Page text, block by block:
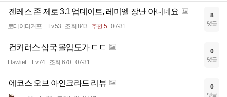
젠레스 존 제로 3.1 업데이트, 레미엘 장난 아니네요
로테이터커프 Lv.53 조회 843 추천 5 07-31
8
댓글
컨커러스 삼국 몰입도가 ㄷㄷ
Llawliet Lv.74 조회 670 07-31
0
댓글
에코스 오브 아인크라드 리뷰 0
댓글